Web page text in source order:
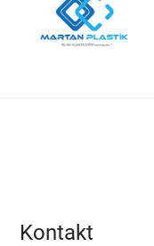
Kontakt